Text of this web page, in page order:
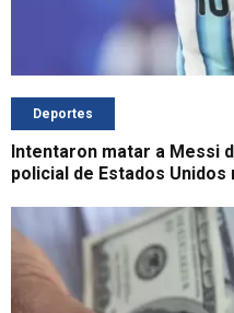
Deportes
Intentaron matar a Messi
policial de Estados